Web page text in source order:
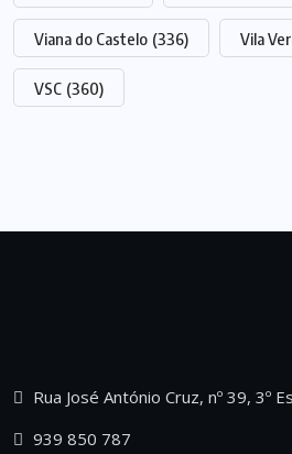
Viana do Castelo (336) Vila
VSC (360)
Rua José António Cruz, nº 39, 3º
939 850 787